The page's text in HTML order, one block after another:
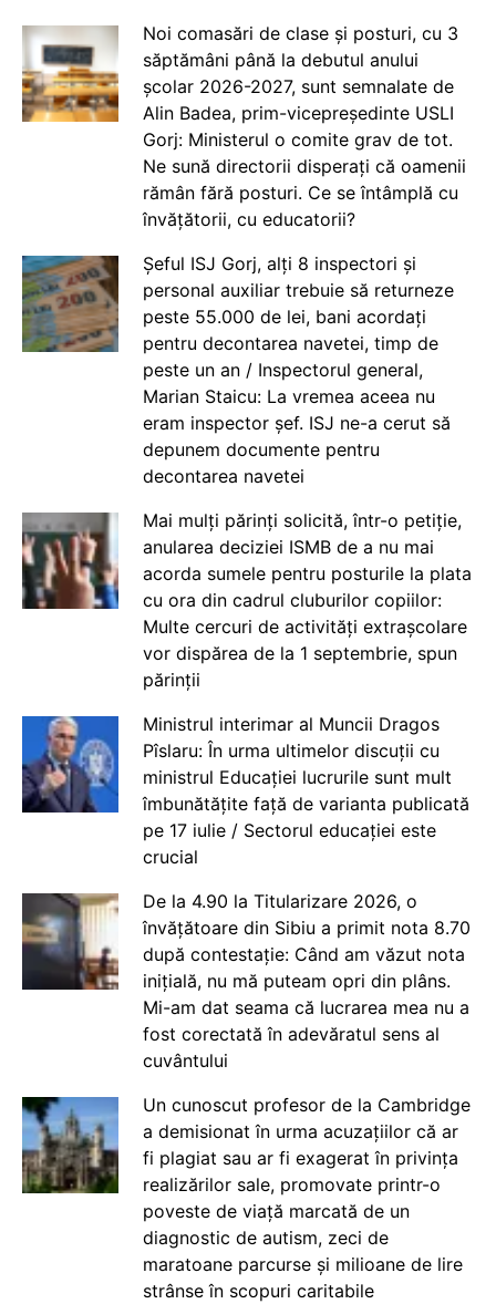
Noi comasări de clase și posturi, cu 3
săptămâni până la debutul anului
școlar 2026-2027, sunt semnalate de
Alin Badea, prim-vicepreședinte USLI
Gorj: Ministerul o comite grav de tot.
Ne sună directorii disperați că oamenii
rămân fără posturi. Ce se întâmplă cu
învățătorii, cu educatorii?
Șeful ISJ Gorj, alți 8 inspectori și
personal auxiliar trebuie să returneze
peste 55.000 de lei, bani acordați
pentru decontarea navetei, timp de
peste un an / Inspectorul general,
Marian Staicu: La vremea aceea nu
eram inspector șef. ISJ ne-a cerut să
depunem documente pentru
decontarea navetei
Mai mulți părinți solicită, într-o petiție,
anularea deciziei ISMB de a nu mai
acorda sumele pentru posturile la plata
cu ora din cadrul cluburilor copiilor:
Multe cercuri de activități extrașcolare
vor dispărea de la 1 septembrie, spun
părinții
Ministrul interimar al Muncii Dragos
Pîslaru: În urma ultimelor discuții cu
ministrul Educației lucrurile sunt mult
îmbunătățite față de varianta publicată
pe 17 iulie / Sectorul educației este
crucial
De la 4.90 la Titularizare 2026, o
învățătoare din Sibiu a primit nota 8.70
după contestație: Când am văzut nota
inițială, nu mă puteam opri din plâns.
Mi-am dat seama că lucrarea mea nu a
fost corectată în adevăratul sens al
cuvântului
Un cunoscut profesor de la Cambridge
a demisionat în urma acuzațiilor că ar
fi plagiat sau ar fi exagerat în privința
realizărilor sale, promovate printr-o
poveste de viață marcată de un
diagnostic de autism, zeci de
maratoane parcurse și milioane de lire
strânse în scopuri caritabile